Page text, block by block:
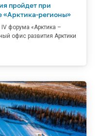
пройдет при
регионы»
форума «Арктика –
офис развития Арктики